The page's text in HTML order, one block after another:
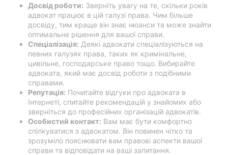
Досвід роботи: Зверніть увагу на те, скільки років
адвокат працює в цій галузі права. Чим більше
досвіду, тим краще він знає нюанси та може знайти
оптимальне рішення для вашої справи.
Спеціалізація: Деякі адвокати спеціалізуються на
певних галузях права, таких як кримінальне,
цивільне, господарське право тощо. Вибирайте
адвоката, який має досвід роботи з подібними
справами.
Репутація: Почитайте відгуки про адвоката в
Інтернеті, спитайте рекомендацій у знайомих або
зверніться до професійних організацій адвокатів.
Особистий контакт: Вам має бути комфортно
спілкуватися з адвокатом. Він повинен чітко та
зрозуміло пояснювати вам правові аспекти вашої
справи та відповідати на ваші запитання.